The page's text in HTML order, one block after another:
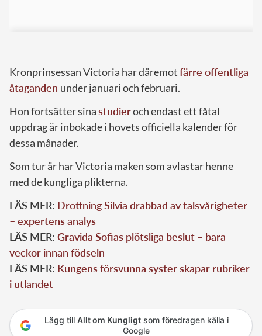
Kronprinsessan Victoria har däremotfärre offentliga
åtaganden under januari och februari.
Hon fortsätter sinastudieroch endast ett fåtal
uppdrag är inbokade i hovets officiella kalender för
dessa månader.
Som tur är har Victoria maken som avlastar henne
med de kungliga plikterna.
LÄS MER: Drottning Silvia drabbad av talsvårigheter
– expertens analys
LÄS MER: Gravida Sofias plötsliga beslut – bara
veckor innan födseln
LÄS MER: Kungens försvunna syster skapar rubriker
i utlandet
Lägg till Allt om Kungligtsom föredragen källa i
Google